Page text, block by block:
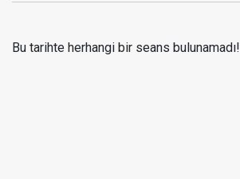
Bu tarihte herhangi bir seans bulunamadı!